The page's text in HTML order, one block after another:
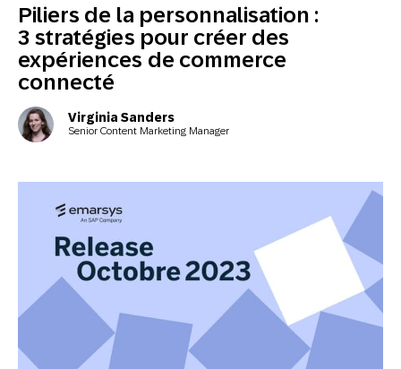
Piliers de la personnalisation :
3 stratégies pour créer des
expériences de commerce
connecté
Virginia Sanders
Senior Content Marketing Manager